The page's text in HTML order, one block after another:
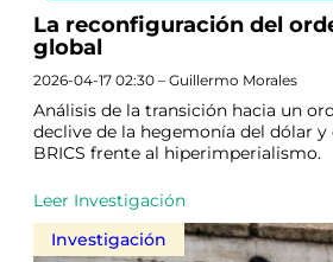
La reconfiguración del
global
2026-04-17 02:30 – Guillermo Morales
Análisis de la transición hacia un
declive de la hegemonía del dólar y
BRICS frente al hiperimperialismo.
Leer Investigación
Investigación